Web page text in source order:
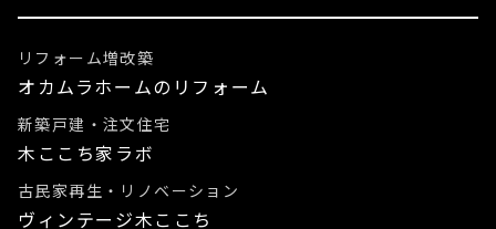
リフォーム増改築
オカムラホームのリフォーム
新築戸建・注文住宅
木ここち家ラボ
古民家再生・リノベーション
ヴィンテージ木ここち